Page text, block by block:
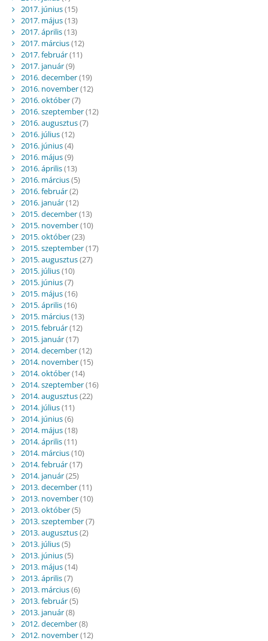
2017. június(15)
2017. május(13)
2017. április(13)
2017. március(12)
2017. február(11)
2017. január(9)
2016. december(19)
2016. november(12)
2016. október(7)
2016. szeptember(12)
2016. augusztus(7)
2016. július(12)
2016. június(4)
2016. május(9)
2016. április(13)
2016. március(5)
2016. február(2)
2016. január(12)
2015. december(13)
2015. november(10)
2015. október(23)
2015. szeptember(17)
2015. augusztus(27)
2015. július(10)
2015. június(7)
2015. május(16)
2015. április(16)
2015. március(13)
2015. február(12)
2015. január(17)
2014. december(12)
2014. november(15)
2014. október(14)
2014. szeptember(16)
2014. augusztus(22)
2014. július(11)
2014. június(6)
2014. május(18)
2014. április(11)
2014. március(10)
2014. február(17)
2014. január(25)
2013. december(11)
2013. november(10)
2013. október(5)
2013. szeptember(7)
2013. augusztus(2)
2013. július(5)
2013. június(5)
2013. május(14)
2013. április(7)
2013. március(6)
2013. február(5)
2013. január(8)
2012. december(8)
2012. november(12)